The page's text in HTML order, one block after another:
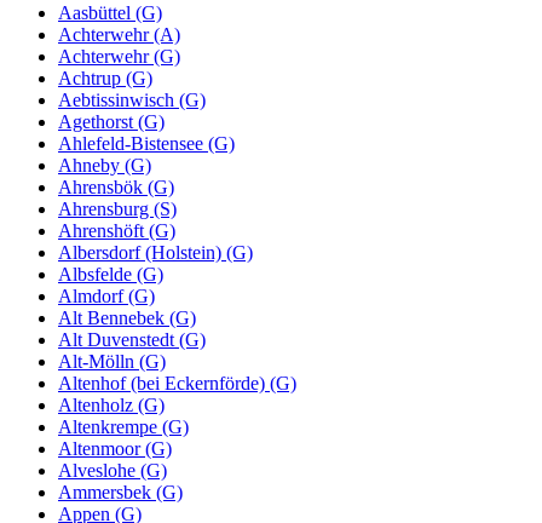
Aasbüttel (G)
Achterwehr (A)
Achterwehr (G)
Achtrup (G)
Aebtissinwisch (G)
Agethorst (G)
Ahlefeld-Bistensee (G)
Ahneby (G)
Ahrensbök (G)
Ahrensburg (S)
Ahrenshöft (G)
Albersdorf (Holstein) (G)
Albsfelde (G)
Almdorf (G)
Alt Bennebek (G)
Alt Duvenstedt (G)
Alt-Mölln (G)
Altenhof (bei Eckernförde) (G)
Altenholz (G)
Altenkrempe (G)
Altenmoor (G)
Alveslohe (G)
Ammersbek (G)
Appen (G)